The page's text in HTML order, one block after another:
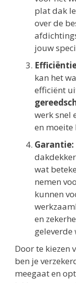
plat dak
over de
jouw
kan het
efficiënt
werk snel
en moeite
Garantie:
wat
nemen
kunnen
en
geleverde
Door te kiezen
ben je
meegaat en